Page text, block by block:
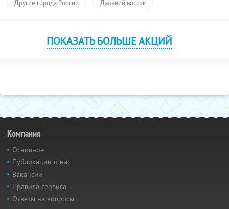
Другие города России Дальний восток
ПОКАЗАТЬ БОЛЬШЕ АКЦИЙ
Компания
Основное
Публикации о нас
Вакансии
Правила сервиса
Ответы на вопросы